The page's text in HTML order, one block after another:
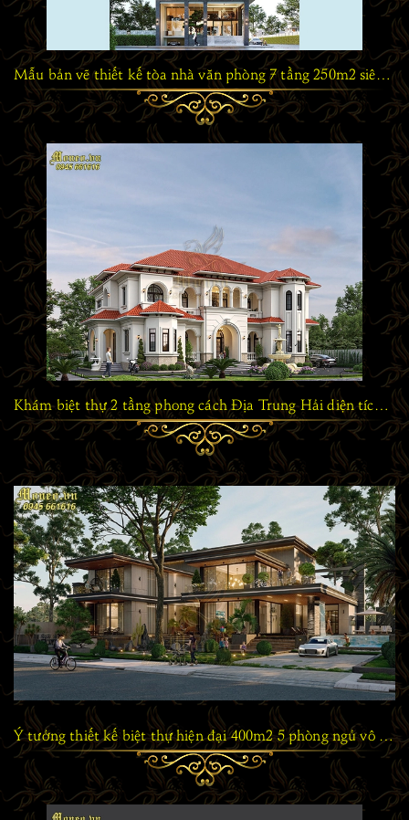
Mẫu bản vẽ thiết kế tòa nhà văn phòng 7 tầng 250m2 siêu đẹp VP1011024
Khám biệt thự 2 tầng phong cách Địa Trung Hải diện tích 300m2
Ý tưởng thiết kế biệt thự hiện đại 400m2 5 phòng ngủ vô cùng chất